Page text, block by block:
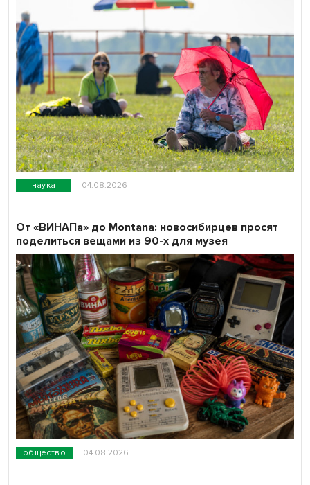
наука 04.08.2026
общество 04.08.2026
От «ВИНАПа» до Montana: новосибирцев просят
поделиться вещами из 90-х для музея